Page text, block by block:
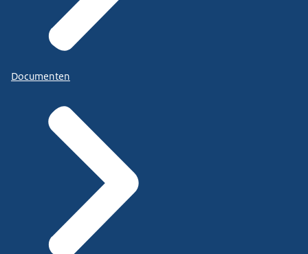
met psychische aandoeningen.
Het is heel belangrijk dat zij hulp kunnen krijgen.
(Ze pakt een boek uit een kast en gaat later aan
gemaakt tot wie ik nu ben:
Heba, een sterke vrouw.
Ze hebben me doen beseffen hoe hard de wereld
kan zijn.
Ik zal die beelden nooit vergeten of wissen, maar
ik heb er vrede mee.
(Het Nederlandse wapenschild met daarnaast:
Ministerie van Buitenlandse Zaken. Beeldtekst:
Documenten